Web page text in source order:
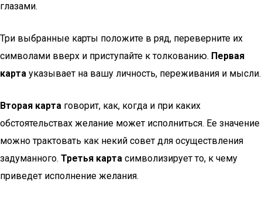
глазами.
Три выбранные карты положите в ряд, переверните их
символами вверх и приступайте к толкованию. Первая
карта указывает на вашу личность, переживания и мысли.
Вторая карта говорит, как, когда и при каких
обстоятельствах желание может исполниться. Ее значение
можно трактовать как некий совет для осуществления
задуманного. Третья карта символизирует то, к чему
приведет исполнение желания.